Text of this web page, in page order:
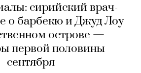
сирийский врач-
о барбекю и Джуд Лоу
острове —
первой половины
сентября